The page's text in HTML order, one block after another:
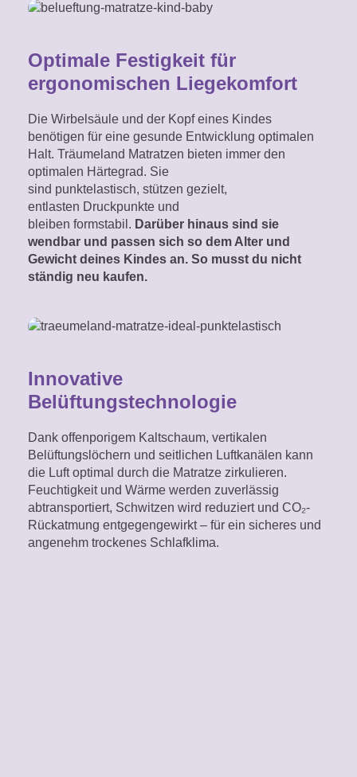
Optimale Festigkeit für
ergonomischen Liegekomfort
Die Wirbelsäule und der Kopf eines Kindes
benötigen für eine gesunde Entwicklung optimalen
Halt. Träumeland Matratzen bieten immer den
optimalen Härtegrad. Sie
sind punktelastisch, stützen gezielt,
entlasten Druckpunkte und
bleiben formstabil. Darüber hinaus sind sie
wendbar und passen sich so dem Alter und
Gewicht deines Kindes an. So musst du nicht
ständig neu kaufen.
Innovative
Belüftungstechnologie
Dank offenporigem Kaltschaum, vertikalen
Belüftungslöchern und seitlichen Luftkanälen kann
die Luft optimal durch die Matratze zirkulieren.
Feuchtigkeit und Wärme werden zuverlässig
abtransportiert, Schwitzen wird reduziert und CO₂-
Rückatmung entgegengewirkt – für ein sicheres und
angenehm trockenes Schlafklima.